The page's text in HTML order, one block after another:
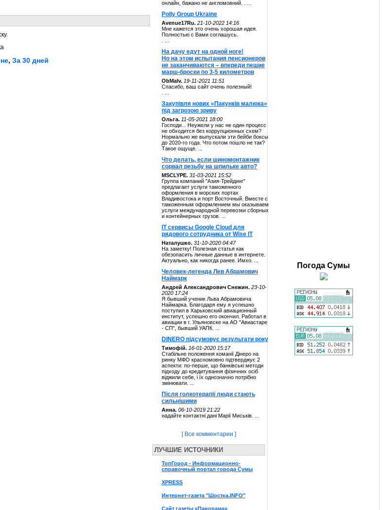
, За 30 дней
онлайн, бажано не англомовний. . ...
Polly Group Ukraine
Avenue17Ru. 21-10-2022 14:16
Мне кажется это очень хорошая идея.
Полностью с Вами соглашусь.
На дачу едут на одной ноге!
Но на этом испытания пенсионеров
не заканчиваются – впереди пешие
марш-броски по 3-5 километров
ОbMalv. 19-11-2021 11:51
Спасибо, ваш сайт очень полезный!
Закупівля нових «Пакунків малюка»
під загрозою зриву
Ольга. 11-05-2021 18:00
Господи... Неужели у нас не один процесс
не обходится без коррупционных схем?
Нормально же выпускали эти бейби боксы
до 2020-го года. Что потом пошло не так?
Такое ощуще. ...
Что делать, если шиномонтажник
сорвал резьбу на шпильке авто?
MSCLYPE. 31-03-2021 15:52
Группа компаний "Азия-Трейдинг"
предлагает услуги таможенного
оформления в морских портах
Владивостока и порт Восточный. Вместе с
таможенным оформлением мы оказываем
услуги международной перевозки сборных
и контейнерных грузов. ...
IT сервисы Google Cloud для
рядового сотрудника от Wise IT
Наталушко. 31-10-2020 04:47
На заметку! Полезная статья как
обезопасить личные данные в интернете.
Актуально, как никогда ранее. Имхо. ...
Человек-легенда Лев Абрамович
Наймарк
Андрей Александрович Снежин. 23-10-
2020 17:24
Я бывший ученик Льва Абрамовича
Наймарка. Благодаря ему я успешно
поступил в Харьковский авиационный
институт, успешно его окончил. Работал в
авиации в г. Ульяновске на АО "Авиастаре
- СП", бывший УАПК. ...
DINERO підсумовує результати року
Тимофій. 16-01-2020 15:17
Стабільне положення команії Дінеро на
ринку МФО красномовно підтверджує 2
аспекти: по-перше, що банківські методи
підходу до кредитування фізичних осіб
віджили себе, і їх однозначно потрібно
змінювати. ...
Після голкотерапії люди стають
сильнішими
Анна. 06-10-2019 21:22
надайте контактні дані Марії Миськів. ...
[ Все комментарии ]
ЛУЧШИЕ ИСТОЧНИКИ
ТопГород - Информационно-
справочный портал города Сумы
XPRESS
Интернет-газета "Шостка.INFO"
Сайт газеты «Панорама»
Погода Сумы